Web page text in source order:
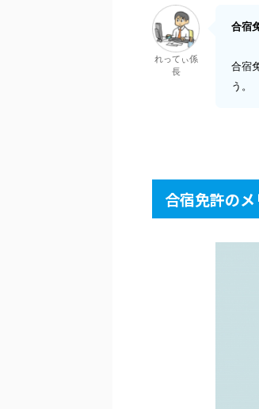
れってぃ係
長
合宿
合宿
う。
合宿免許の